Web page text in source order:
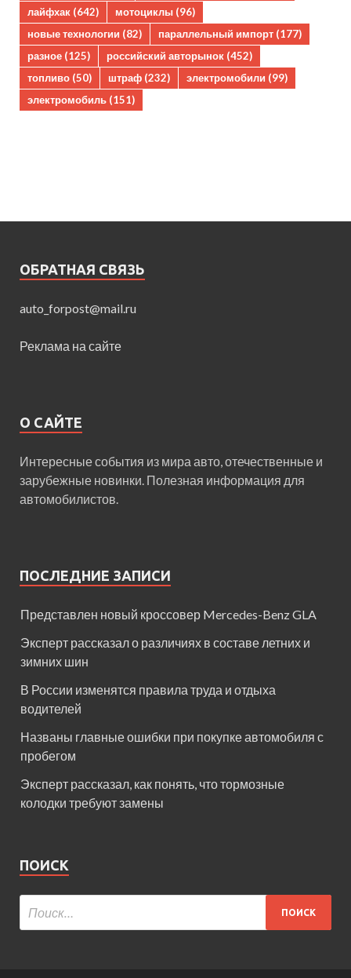
лайфхак (642) мотоциклы (96)
новые технологии (82) параллельный импорт (177)
разное (125) российский авторынок (452)
топливо (50) штраф (232) электромобили (99)
электромобиль (151)
ОБРАТНАЯ СВЯЗЬ
auto_forpost@mail.ru
Реклама на сайте
О САЙТЕ
Интересные события из мира авто, отечественные и
зарубежные новинки. Полезная информация для
автомобилистов.
ПОСЛЕДНИЕ ЗАПИСИ
Представлен новый кроссовер Mercedes-Benz GLA
Эксперт рассказал о различиях в составе летних и
зимних шин
В России изменятся правила труда и отдыха
водителей
Названы главные ошибки при покупке автомобиля с
пробегом
Эксперт рассказал, как понять, что тормозные
колодки требуют замены
ПОИСК